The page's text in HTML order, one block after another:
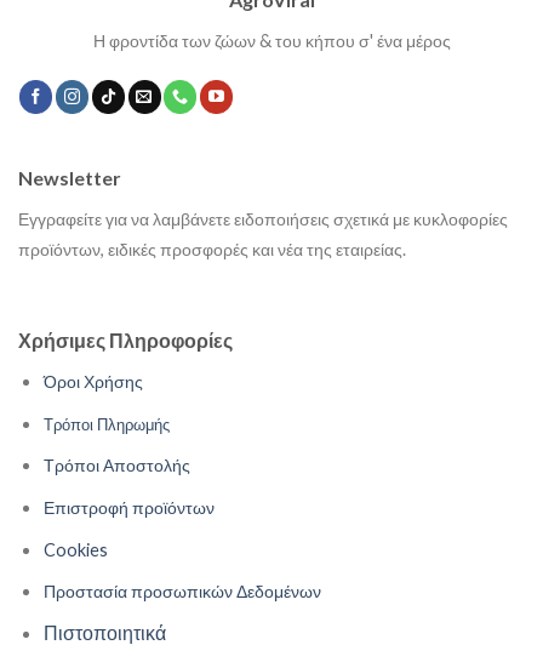
Η φροντίδα των ζώων & του κήπου σ' ένα μέρος
Χρήσιμες Πληροφορίες
Όροι Χρήσης
Τρόποι Πληρωμής
Τρόποι Αποστολής
Επιστροφή προϊόντων
Cookies
Προστασία προσωπικών Δεδομένων
Πιστοποιητικά
Newsletter
Εγγραφείτε για να λαμβάνετε ειδοποιήσεις σχετικά με κυκλοφορίες
προϊόντων, ειδικές προσφορές και νέα της εταιρείας.